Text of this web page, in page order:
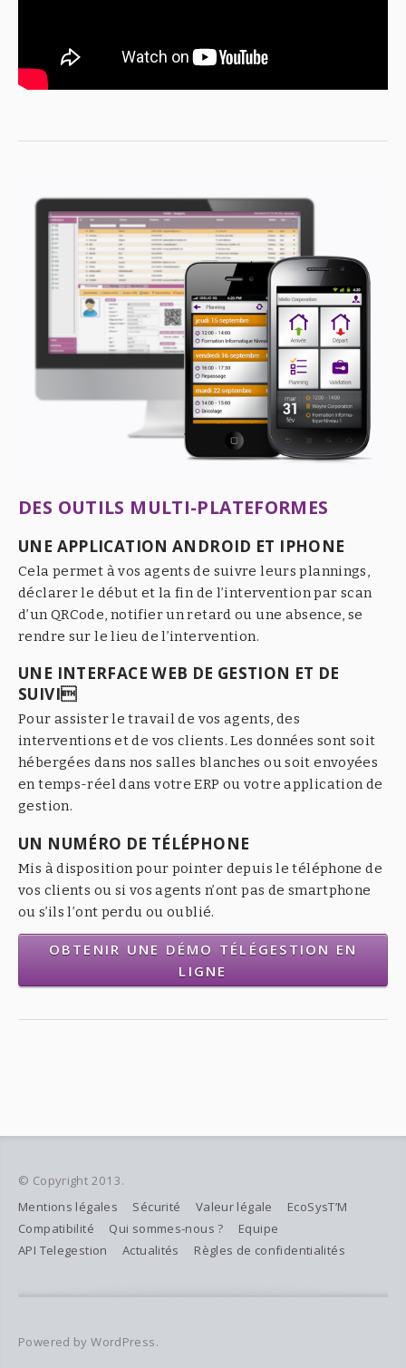
DES OUTILS MULTI-PLATEFORMES
UNE APPLICATION ANDROID ET IPHONE
Cela permet à vos agents de suivre leurs plannings,
déclarer le début et la fin de l’intervention par scan
d’un QRCode, notifier un retard ou une absence, se
rendre sur le lieu de l’intervention.
UNE INTERFACE WEB DE GESTION ET DE
SUIVI
Pour assister le travail de vos agents, des
interventions et de vos clients. Les données sont soit
hébergées dans nos salles blanches ou soit envoyées
en temps-réel dans votre ERP ou votre application de
gestion.
UN NUMÉRO DE TÉLÉPHONE
Mis à disposition pour pointer depuis le téléphone de
vos clients ou si vos agents n’ont pas de smartphone
ou s’ils l’ont perdu ou oublié.
OBTENIR UNE DÉMO TÉLÉGESTION EN
LIGNE
© Copyright 2013.
Mentions légales
Sécurité Valeur légale
EcoSysT’M
Compatibilité
Qui sommes-nous ?
Equipe
API Telegestion
Actualités Règles de confidentialités
Powered by WordPress.